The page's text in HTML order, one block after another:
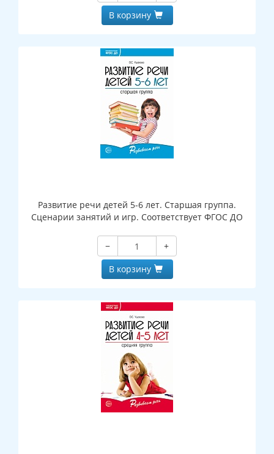
В корзину
Развитие речи детей 5-6 лет. Старшая группа.
Сценарии занятий и игр. Соответствует ФГОС ДО
−
+
В корзину